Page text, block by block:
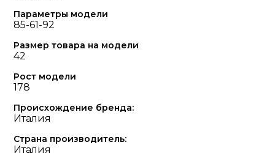
Параметры модели
85-61-92
Размер товара на модели
42
Рост модели
178
Происхождение бренда:
Италия
Страна производитель:
Италия